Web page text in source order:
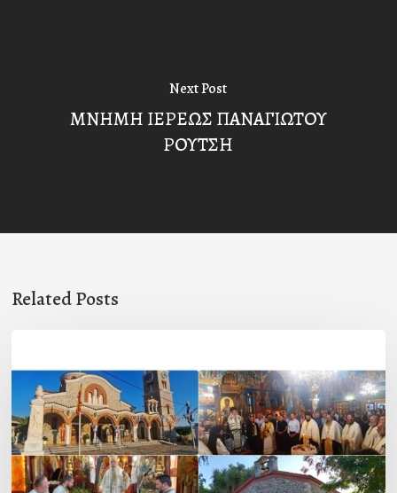
Next Post
ΜΝΗΜΗ ΙΕΡΕΩΣ ΠΑΝΑΓΙΩΤΟΥ
ΡΟΥΤΣΗ
Related Posts
εορτή
της
Μεταμορφώσεως
του
Σωτήρος